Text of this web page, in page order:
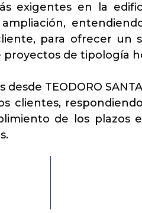
exigentes en la
para ofrecer un
de tipología
TEODORO
clientes,
de los plazos